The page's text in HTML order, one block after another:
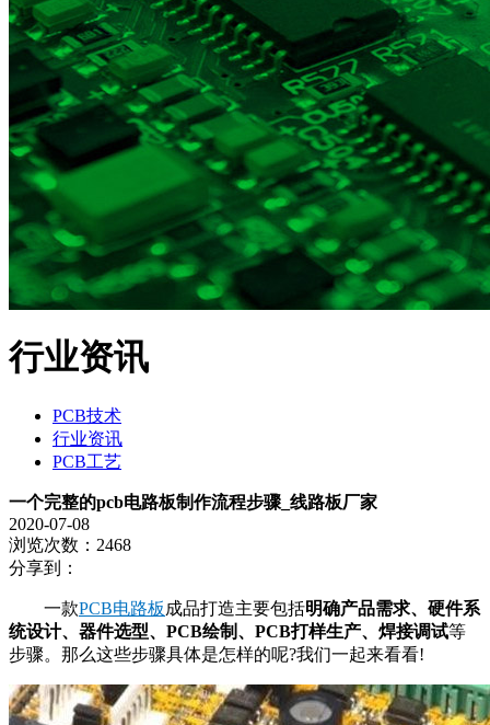
行业资讯
PCB技术
行业资讯
PCB工艺
一个完整的pcb电路板制作流程步骤_线路板厂家
2020-07-08
浏览次数：2468
分享到：
一款PCB电路板 成品打造主要包括明确产品需求、硬件系
统设计、器件选型、PCB绘制、PCB打样生产、焊接调试等
步骤。那么这些步骤具体是怎样的呢?我们一起来看看!